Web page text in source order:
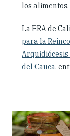
los alimentos.
La ERA de
para la
Arquidiócesis
del Cauca,
Slideshow
Slides